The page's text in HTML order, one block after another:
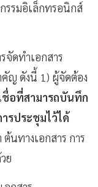
รรมอิเล็กทรอนิกส์
จัดทำเอกสาร
ญ ดังนี้ 1) ผู้จัดต้อง
ชื่อที่สามารถบันทึก
รประชุมไว้ได้
นทางเอกสาร การ
ย